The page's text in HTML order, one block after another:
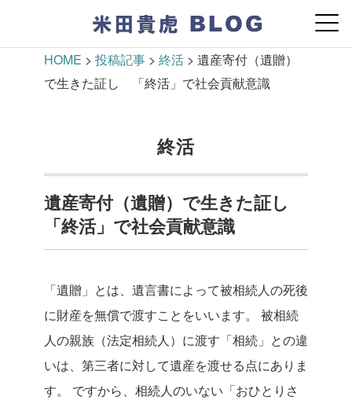
HOME > 投稿記事 > 終活 > 遺産寄付（遺贈）
で生きた証し 「終活」で社会貢献意識
終活
遺産寄付（遺贈）で生きた証し
「終活」で社会貢献意識
「遺贈」とは、遺言書によって被相続人の死後
に財産を無償で渡すことをいいます。
被相続
人の親族（法定相続人）に渡す「相続」との違
いは、第三者に対して遺産を渡せる点にありま
す。
ですから、相続人のいない「おひとりさ